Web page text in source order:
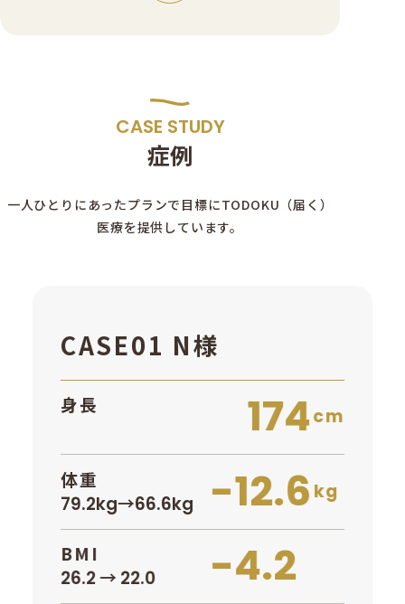
CASE STUDY
症例
一人ひとりにあったプランで目標にTODOKU（届く）
医療を提供しています。
CASE01 N様
身長 174cm
体重
79.2kg→66.6kg
-12.6 kg
BMI
26.2 → 22.0
-4.2